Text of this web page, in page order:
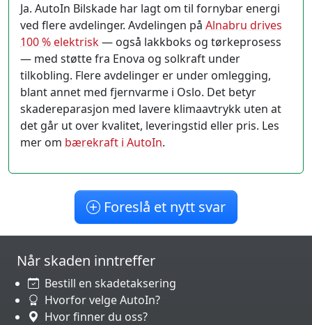
Ja. AutoIn Bilskade har lagt om til fornybar energi
ved flere avdelinger. Avdelingen på Alnabru drives
100 % elektrisk— også lakkboks og tørkeprosess
— med støtte fra Enova og solkraft under
tilkobling. Flere avdelinger er under omlegging,
blant annet med fjernvarme i Oslo. Det betyr
skadereparasjon med lavere klimaavtrykk uten at
det går ut over kvalitet, leveringstid eller pris. Les
mer om bærekraft i AutoIn.
Foreslå et nytt svar
Når skaden inntreffer
Bestill en skadetaksering
Hvorfor velge AutoIn?
Hvor finner du oss?